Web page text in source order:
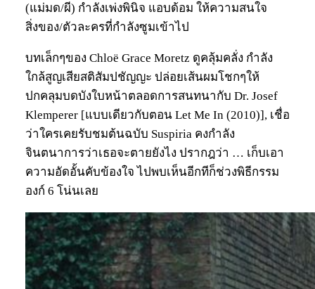
(แม่มด/ผี) กำลังเพ่งพินิจ แอบด้อม ให้ความสนใจ
สิ่งของ/ตัวละครที่กำลังซูมเข้าไป
บทเล็กๆของ Chloë Grace Moretz ดูคลุ้มคลั่ง กำลัง
ใกล้สูญเสียสติสัมปชัญญะ ปล่อยเส้นผมโชกๆให้
ปกคลุมบดบังใบหน้าตลอดการสนทนากับ Dr. Josef
Klemperer [แบบเดียวกับตอน Let Me In (2010)], เชื่อ
ว่าใครเคยรับชมต้นฉบับ Suspiria คงกำลัง
จินตนาการว่าเธอจะตายยังไง ปรากฎว่า … เก็บเอา
ความอัดอั้นคับข้องใจ ไปพบเห็นอีกทีก็ช่วงพิธีกรรม
องก์ 6 โน่นเลย